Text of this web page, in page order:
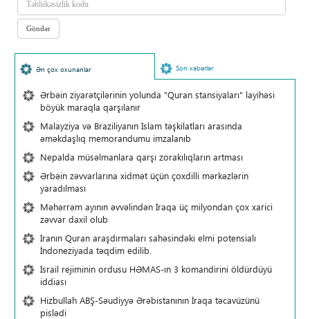
Ən çox oxunanlar Son xəbərlər
Ərbəin ziyarətçilərinin yolunda "Quran stansiyaları" layihəsi
böyük maraqla qarşılanır
Malayziya və Braziliyanın İslam təşkilatları arasında
əməkdaşlıq memorandumu imzalanıb
Nepalda müsəlmanlara qarşı zorakılıqların artması
Ərbəin zəvvarlarına xidmət üçün çoxdilli mərkəzlərin
yaradılması
Məhərrəm ayının əvvəlindən İraqa üç milyondan çox xarici
zəvvar daxil olub
İranın Quran araşdırmaları sahəsindəki elmi potensialı
İndoneziyada təqdim edilib.
İsrail rejiminin ordusu HƏMAS-ın 3 komandirini öldürdüyü
iddiası
Hizbullah ABŞ-Səudiyyə Ərəbistanının İraqa təcavüzünü
pislədi